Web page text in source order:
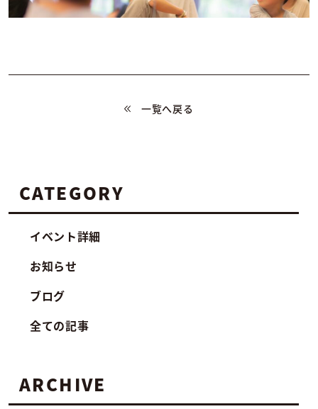
一覧へ戻る
CATEGORY
イベント詳細
お知らせ
ブログ
全ての記事
ARCHIVE